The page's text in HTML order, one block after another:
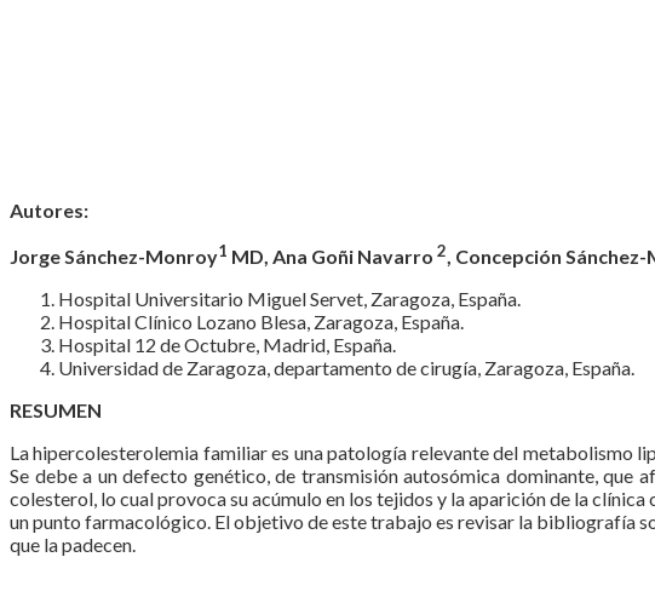
Autores:
Jorge Sánchez-Monroy1 MD, Ana Goñi Navarro 2, Concepción Sánchez-
Hospital Universitario Miguel Servet, Zaragoza, España.
Hospital Clínico Lozano Blesa, Zaragoza, España.
Hospital 12 de Octubre, Madrid, España.
Universidad de Zaragoza, departamento de cirugía, Zaragoza, España.
RESUMEN
La hipercolesterolemia familiar es una patología relevante del metabolismo
Se debe a un defecto genético, de transmisión autosómica dominante, que
colesterol, lo cual provoca su acúmulo en los tejidos y la aparición de la
un punto farmacológico. El objetivo de este trabajo es revisar la bibliografía
que la padecen.